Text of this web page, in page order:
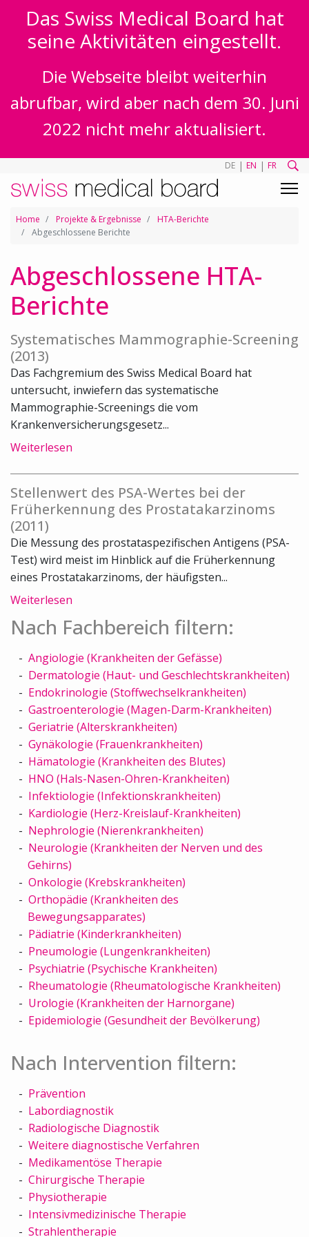
Das Swiss Medical Board hat
seine Aktivitäten eingestellt.
Die Webseite bleibt weiterhin
abrufbar, wird aber nach dem 30. Juni
2022 nicht mehr aktualisiert.
DE | EN | FR
Home Projekte & Ergebnisse
HTA-Berichte
Abgeschlossene Berichte
Abgeschlossene HTA-
Berichte
Systematisches Mammographie-Screening
(2013)
Das Fachgremium des Swiss Medical Board hat
untersucht, inwiefern das systematische
Mammographie-Screenings die vom
Krankenversicherungsgesetz...
Weiterlesen
Stellenwert des PSA-Wertes bei der
Früherkennung des Prostatakarzinoms
(2011)
Die Messung des prostataspezifischen Antigens (PSA-
Test) wird meist im Hinblick auf die Früherkennung
eines Prostatakarzinoms, der häufigsten...
Weiterlesen
Nach Fachbereich filtern:
Angiologie (Krankheiten der Gefässe)
Dermatologie (Haut- und Geschlechtskrankheiten)
Endokrinologie (Stoffwechselkrankheiten)
Gastroenterologie (Magen-Darm-Krankheiten)
Geriatrie (Alterskrankheiten)
Gynäkologie (Frauenkrankheiten)
Hämatologie (Krankheiten des Blutes)
HNO (Hals-Nasen-Ohren-Krankheiten)
Infektiologie (Infektionskrankheiten)
Kardiologie (Herz-Kreislauf-Krankheiten)
Nephrologie (Nierenkrankheiten)
Neurologie (Krankheiten der Nerven und des
Gehirns)
Onkologie (Krebskrankheiten)
Orthopädie (Krankheiten des
Bewegungsapparates)
Pädiatrie (Kinderkrankheiten)
Pneumologie (Lungenkrankheiten)
Psychiatrie (Psychische Krankheiten)
Rheumatologie (Rheumatologische Krankheiten)
Urologie (Krankheiten der Harnorgane)
Epidemiologie (Gesundheit der Bevölkerung)
Nach Intervention filtern:
Prävention
Labordiagnostik
Radiologische Diagnostik
Weitere diagnostische Verfahren
Medikamentöse Therapie
Chirurgische Therapie
Physiotherapie
Intensivmedizinische Therapie
Strahlentherapie